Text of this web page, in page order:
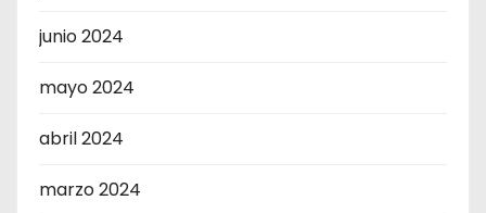
junio 2024
mayo 2024
abril 2024
marzo 2024